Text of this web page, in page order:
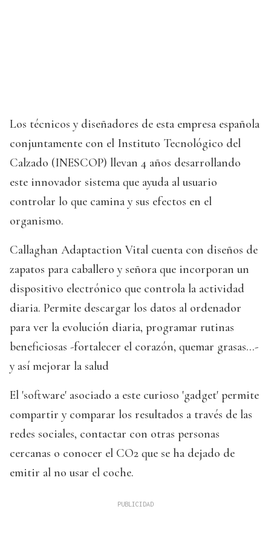
Los técnicos y diseñadores de esta empresa española
conjuntamente con el Instituto Tecnológico del
Calzado (INESCOP) llevan 4 años desarrollando
este innovador sistema que ayuda al usuario
controlar lo que camina y sus efectos en el
organismo.
Callaghan Adaptaction Vital cuenta con diseños de
zapatos para caballero y señora que incorporan un
dispositivo electrónico que controla la actividad
diaria. Permite descargar los datos al ordenador
para ver la evolución diaria, programar rutinas
beneficiosas -fortalecer el corazón, quemar grasas...-
y así mejorar la salud
El 'software' asociado a este curioso 'gadget' permite
compartir y comparar los resultados a través de las
redes sociales, contactar con otras personas
cercanas o conocer el CO2 que se ha dejado de
emitir al no usar el coche.